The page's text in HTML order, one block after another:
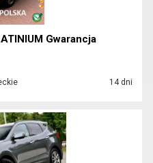
Gwarancja
14 dni